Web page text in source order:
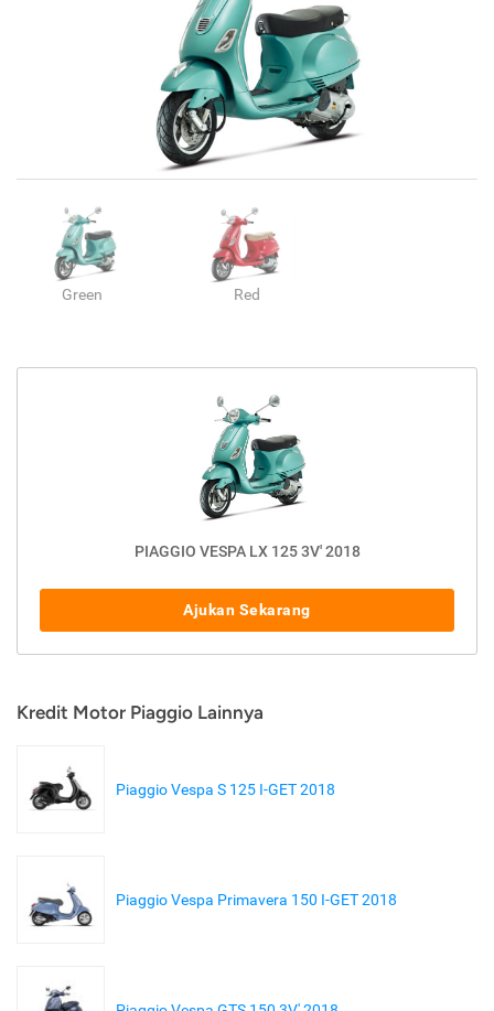
Green Red
PIAGGIO VESPA LX 125 3V' 2018
Ajukan Sekarang
Kredit Motor Piaggio Lainnya
Piaggio Vespa S 125 I-GET 2018
Piaggio Vespa Primavera 150 I-GET 2018